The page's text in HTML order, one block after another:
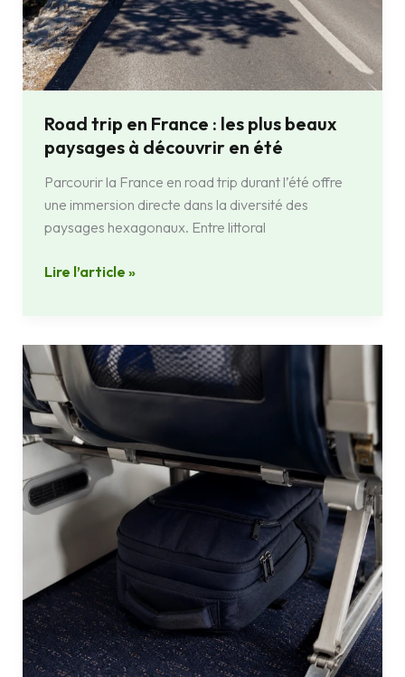
Road trip en France : les plus beaux
paysages à découvrir en été
Parcourir la France en road trip durant l’été offre
une immersion directe dans la diversité des
paysages hexagonaux. Entre littoral
été
Lire l’article »
Tout
savoir
sur
le
sac
cabine
40x30x15
cm